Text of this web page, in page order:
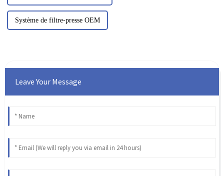
Système de filtre-presse OEM
Leave Your Message